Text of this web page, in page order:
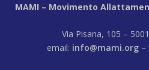
MAMI – Movimento
Via Pisana, 105 –
email: info@mami.org –